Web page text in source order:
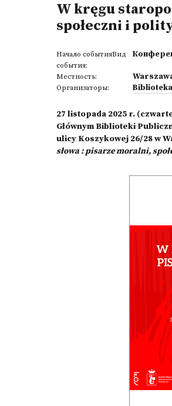
W kręgu
społeczni i
Начало событияВид
события:
Местность:
Организаторы:
27 listopada 2025 r.
Głównym Biblioteki
ulicy Koszykowej 26/28 w
słowa : pisarze moralni,